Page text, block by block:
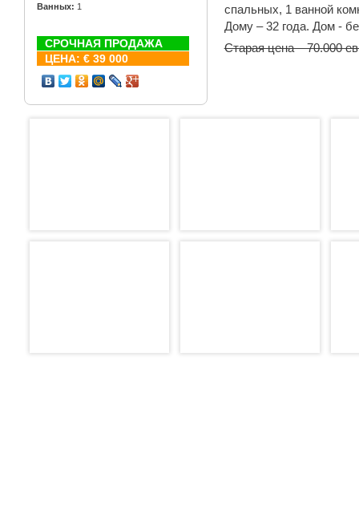
Ванных: 1
СРОЧНАЯ ПРОДАЖА
ЦЕНА: € 39 000
спальных, 1 ванной
Дому – 32 года. Дом -
Старая цена – 70.000